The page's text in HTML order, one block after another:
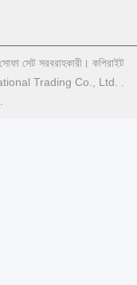
সেট সরবরাহকারী। কপিরাইট
Trading Co., Ltd. .